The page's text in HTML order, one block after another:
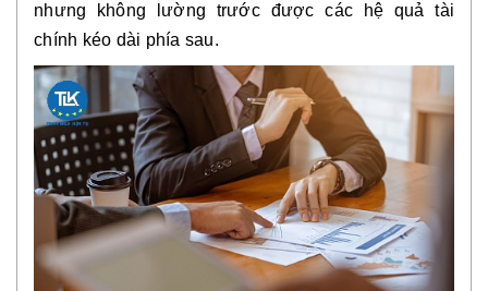
nhưng không lường trước được các hệ quả tài
chính kéo dài phía sau.